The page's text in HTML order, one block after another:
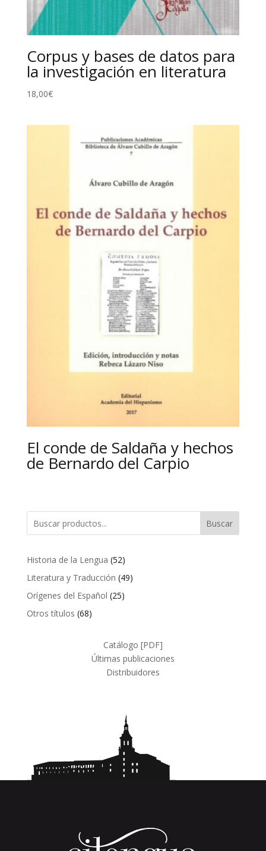
Corpus y bases de datos para
la investigación en literatura
18,00€
El conde de Saldaña y hechos
de Bernardo del Carpio
Buscar
Historia de la Lengua 5252
productos
Literatura y Traducción 4949
Orígenes del Español 2525
Otros títulos 6868
Catálogo [PDF]
Últimas publicaciones
Distribuidores